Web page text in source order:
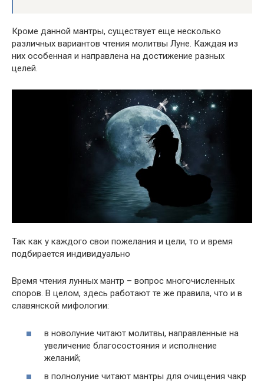
Кроме данной мантры, существует еще несколько
различных вариантов чтения молитвы Луне. Каждая из
них особенная и направлена на достижение разных
целей.
Так как у каждого свои пожелания и цели, то и время
подбирается индивидуально
Время чтения лунных мантр – вопрос многочисленных
споров. В целом, здесь работают те же правила, что и в
славянской мифологии:
в новолуние читают молитвы, направленные на
увеличение благосостояния и исполнение
желаний;
в полнолуние читают мантры для очищения чакр